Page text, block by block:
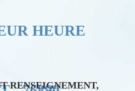
HEURE
RENSEIGNEMENT,